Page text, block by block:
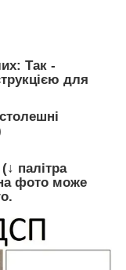
Так -
для
палітра
фото може